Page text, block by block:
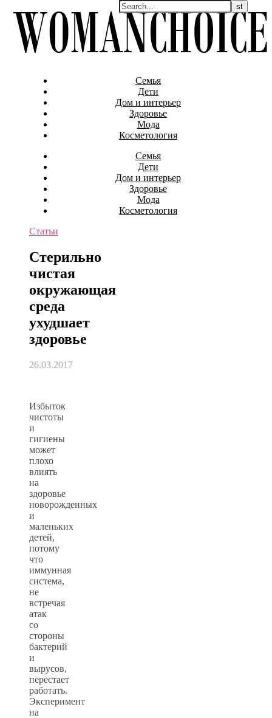
Семья
Дети
Дом и интерьер
Здоровье
Мода
Косметология
Семья
Дети
Дом и интерьер
Здоровье
Мода
Косметология
Статьи
Cтерильно
чистая
окружающая
среда
ухудшает
здоровье
26.03.2017
Избыток
чистоты
и
гигиены
может
плохо
влиять
на
здоровье
новорожденных
и
маленьких
детей,
потому
что
иммунная
система,
не
встречая
атак
со
стороны
бактерий
и
вырусов,
перестает
работать.
Эксперимент
на